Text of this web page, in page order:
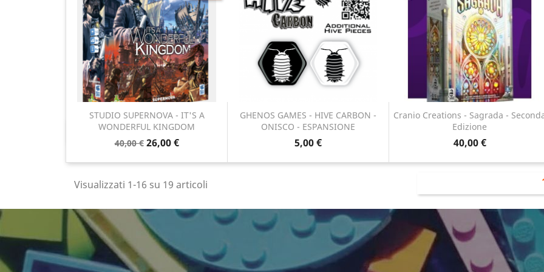
STUDIO SUPERNOVA - IT'S A
WONDERFUL KINGDOM
40,00 € 26,00 €
Anteprima
GHENOS GAMES - HIVE CARBON -
ONISCO - ESPANSIONE
5,00 €
Anteprima
Cranio Creations - Sagrada -
Edizione
40,00 €
Anteprima
Visualizzati 1-16 su 19 articoli